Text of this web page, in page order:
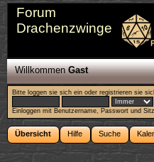
Forum
Drachenzwinge
WillkommenGast
Bitte loggen sie sich ein oderregistrieren sie
Einloggen mit Benutzername, Passwort und
Übersicht Hilfe Suche